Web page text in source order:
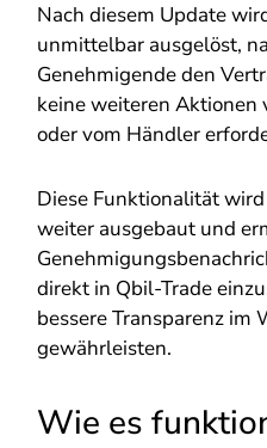
Nach diesem Update
unmittelbar ausgelöst,
Genehmigende den
keine weiteren Aktionen
oder vom Händler
Diese Funktionalität
weiter ausgebaut und
direkt in Qbil-Trade
bessere Transparenz im
gewährleisten.
Wie es